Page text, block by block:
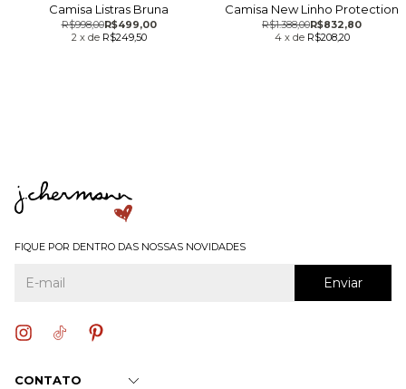
Camisa Listras Bruna
R$499,00
R$998,00
2 x de R$249,50
Camisa New Linho Protection
R$832,80
R$1.388,00
4 x de R$208,20
FIQUE POR DENTRO DAS NOSSAS NOVIDADES
CONTATO